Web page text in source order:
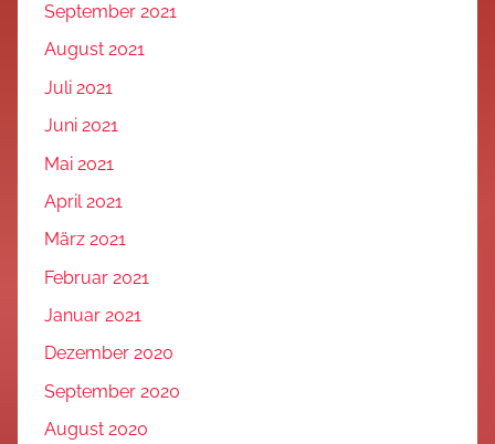
September 2021
August 2021
Juli 2021
Juni 2021
Mai 2021
April 2021
März 2021
Februar 2021
Januar 2021
Dezember 2020
September 2020
August 2020